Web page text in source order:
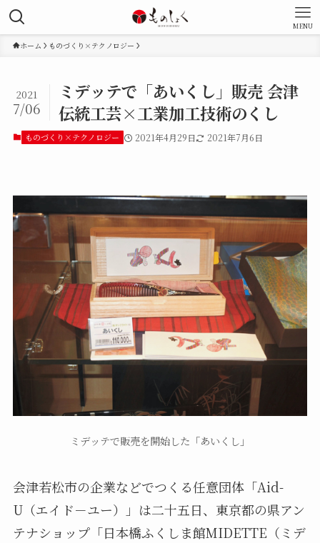
MENU
ホーム ものづくり×テクノロジー
ミデッテで「あいくし」販売 会津
伝統工芸×工業加工技術のくし
2021
7/06
ものづくり×テクノロジー 2021年4月29日 2021年7月6日
ミデッテで販売を開始した「あいくし」
会津若松市の企業などでつくる任意団体「Aid-
U（エイド－ユー）」は二十五日、東京都の県アン
テナショップ「日本橋ふくしま館MIDETTE（ミデ